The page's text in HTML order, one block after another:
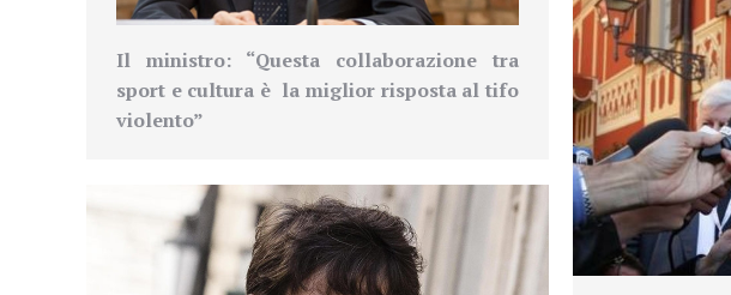
Il ministro: “Questa collaborazione tra
sport e cultura è la miglior risposta al tifo
violento”